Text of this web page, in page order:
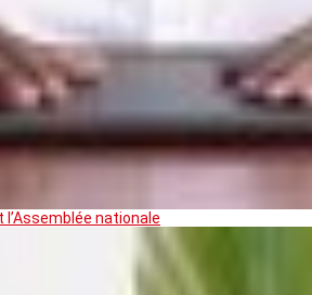
nationale